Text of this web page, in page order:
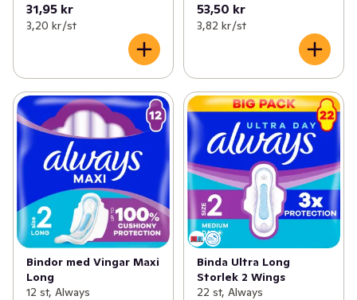
31,95 kr
3,20 kr /st
53,50 kr
3,82 kr /st
Bindor med Vingar Maxi
Long
12 st, Always
Binda Ultra Long
Storlek 2 Wings
22 st, Always